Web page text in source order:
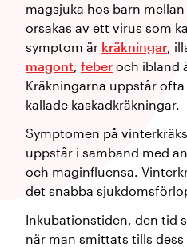
magsjuka hos barn
orsakas av ett virus som
symptom är kräkningar,
magont, feber och ibland
Kräkningarna uppstår
kallade kaskadkräkningar.
Symptomen på
uppstår i samband med
och maginfluensa.
det snabba
Inkubationstiden, den tid
när man smittats tills